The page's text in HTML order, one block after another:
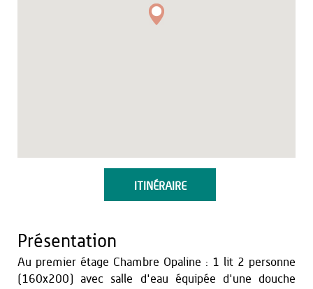
ITINÉRAIRE
Présentation
Au premier étage Chambre Opaline : 1 lit 2 personne
(160x200) avec salle d'eau équipée d'une douche